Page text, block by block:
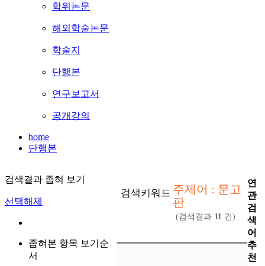
학위논문
해외학술논문
학술지
단행본
연구보고서
공개강의
home
단행본
검색결과 좁혀 보기
선택해제
좁혀본 항목 보기순
서
검색키워드 주제어 : 문고
판
(검색결과 11 건)
연
관
검
색
어
추
천